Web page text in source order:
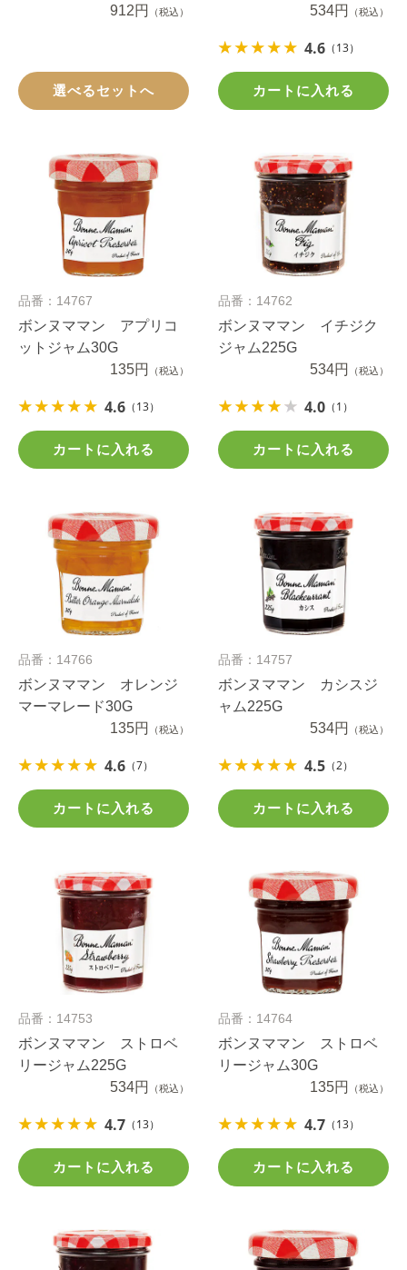
912円 （税込）
選べるセットへ
534円 （税込）
4.6 （13）
カートに入れる
品番：14767
ボンヌママン アプリコ
ットジャム30G
135円
（税込）
4.6 （13）
カートに入れる
品番：14762
ボンヌママン イチジク
ジャム225G
534円
（税込）
4.0 （1）
カートに入れる
品番：14766
ボンヌママン オレンジ
マーマレード30G
135円
（税込）
4.6 （7）
カートに入れる
品番：14757
ボンヌママン カシスジ
ャム225G
534円
（税込）
4.5 （2）
カートに入れる
品番：14753
ボンヌママン ストロベ
リージャム225G
534円
（税込）
4.7 （13）
カートに入れる
品番：14764
ボンヌママン ストロベ
リージャム30G
135円
（税込）
4.7 （13）
カートに入れる